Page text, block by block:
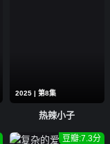
2025 | 第8集
热辣小子
豆瓣:7.3分